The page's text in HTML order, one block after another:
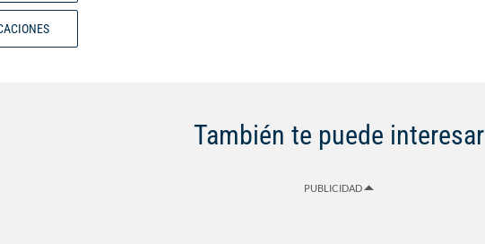
También te puede interesar
PUBLICIDAD